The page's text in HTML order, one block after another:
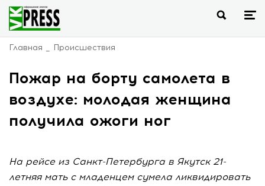
Главная Происшествия
Пожар на борту самолета в
воздухе: молодая женщина
получила ожоги ног
На рейсе из Санкт-Петербурга в Якутск 21-
летняя мать с младенцем сумела ликвидировать